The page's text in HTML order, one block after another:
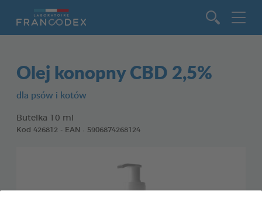
Olej konopny CBD 2,5%
dla psów i kotów
Butelka 10 ml
Kod 426812 - EAN : 5906874268124